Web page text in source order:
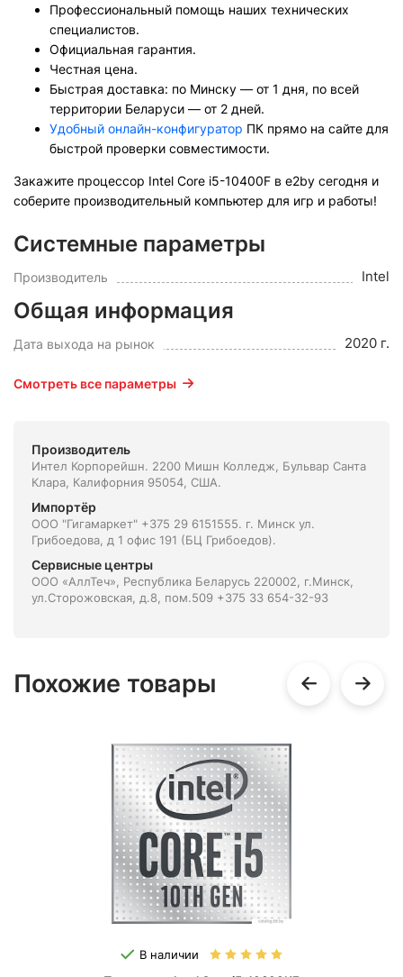
Профессиональный помощь наших технических
специалистов.
Официальная гарантия.
Честная цена.
Быстрая доставка: по Минску — от 1 дня, по всей
территории Беларуси — от 2 дней.
Удобный онлайн-конфигуратор ПК прямо на сайте для
быстрой проверки совместимости.
Закажите процессор Intel Core i5-10400F в e2by сегодня и
соберите производительный компьютер для игр и работы!
Системные параметры
Производитель Intel
Общая информация
Дата выхода на рынок 2020 г.
Смотреть все параметры
Производитель
Интел Корпорейшн. 2200 Мишн Колледж, Бульвар Санта
Клара, Калифорния 95054, США.
Импортёр
ООО "Гигамаркет" +375 29 6151555. г. Минск ул.
Грибоедова, д 1 офис 191 (БЦ Грибоедов).
Сервисные центры
ООО «АллТеч», Республика Беларусь 220002, г.Минск,
ул.Сторожовская, д.8, пом.509 +375 33 654-32-93
Похожие товары
В наличии